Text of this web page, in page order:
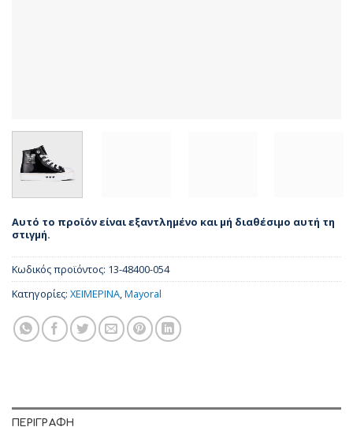
Αυτό το προϊόν είναι εξαντλημένο και μή διαθέσιμο αυτή τη
στιγμή.
Κωδικός προϊόντος: 13-48400-054
Κατηγορίες: ΧΕΙΜΕΡΙΝΑ,Mayoral
ΠΕΡΙΓΡΑΦΉ